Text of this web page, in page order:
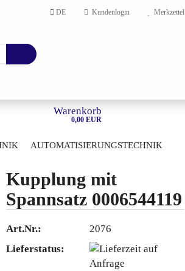
DE Kundenlogin Merkzettel
Warenkorb
0,00 EUR
AUTOMATISIERUNGSTECHNIK
Kupplung mit
Spannsatz 0006544119
Art.Nr.:
2076
Lieferstatus: